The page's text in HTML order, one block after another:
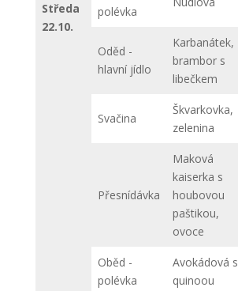
Středa
22.10.
polévka
Oděd -
hlavní jídlo
Karbanátek,
brambor s
libečkem
Svačina
Škvarkovka,
zelenina
Přesnídávka
Maková
kaiserka s
houbovou
paštikou,
ovoce
Oběd -
polévka
Avokádová s
quinoou